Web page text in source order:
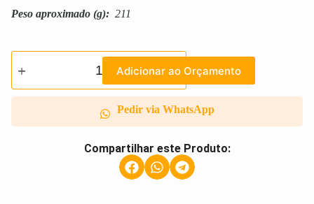
Peso aproximado (g): 211
Adicionar ao Orçamento
Pedir via WhatsApp
Compartilhar este Produto: